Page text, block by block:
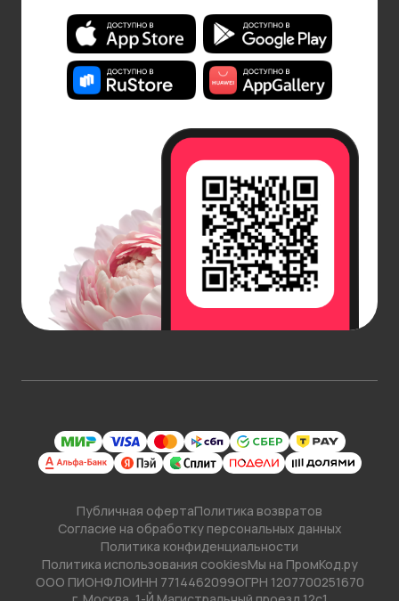
Публичная офертаПолитика возвратов
Согласие на обработку персональных данных
Политика конфиденциальности
Политика использования cookiesМы на ПромКод.ру
ООО ПИОНФЛОИНН 7714462099ОГРН 1207700251670